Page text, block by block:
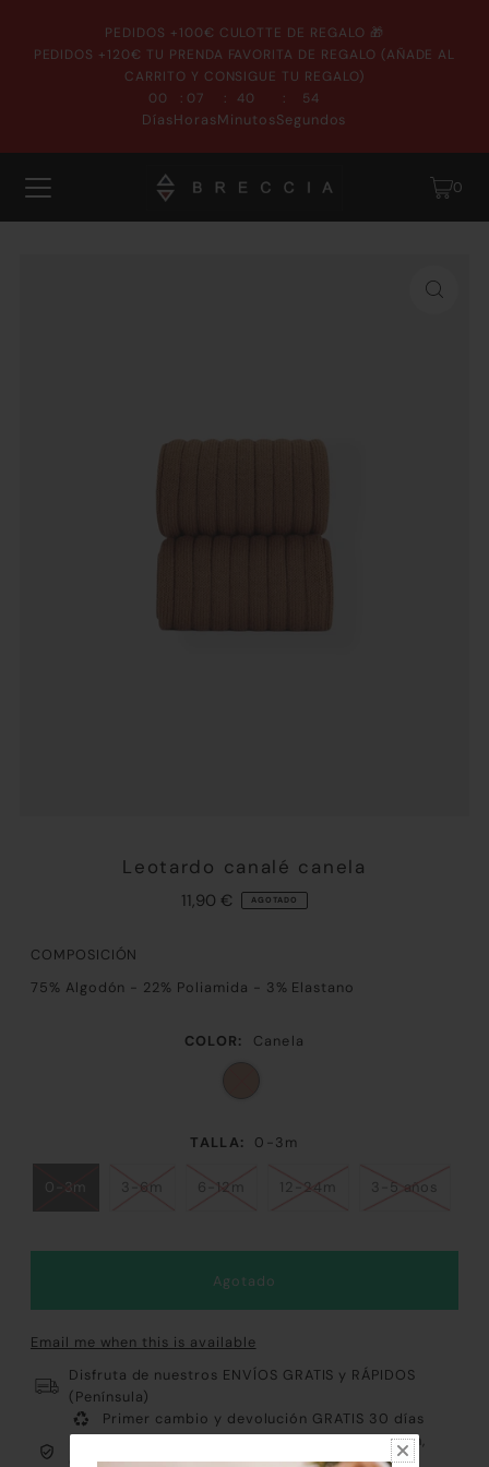
PEDIDOS +100€ CULOTTE DE REGALO 🎁
PEDIDOS +120€ TU PRENDA FAVORITA DE REGALO (AÑADE AL
CARRITO Y CONSIGUE TU REGALO)
00
Días
: 07
Horas
: 40
Minutos
: 54
Segundos
0
Leotardo canalé canela
11,90 € AGOTADO
COMPOSICIÓN
75% Algodón - 22% Poliamida - 3% Elastano
COLOR: Canela
TALLA: 0-3m
0-3m 3-6m 6-12m 12-24m 3-5 años
Email me when this is available
Disfruta de nuestros ENVÍOS GRATIS y RÁPIDOS
(Península)
Primer cambio y devolución GRATIS 30 días
Pago 100% Fácil y Seguro: Tarjeta, Paypal, Bizum,
Contrareembolso y Klarna